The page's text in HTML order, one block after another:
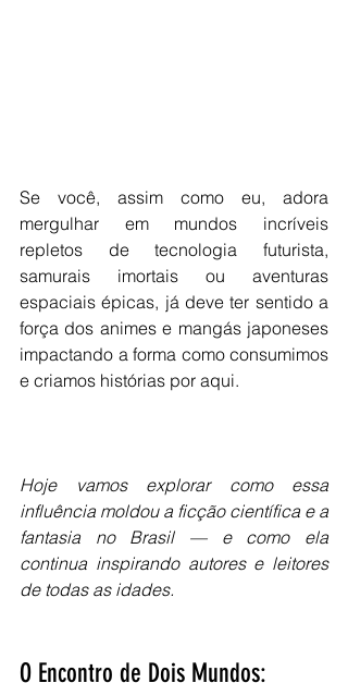
Se você, assim como eu, adora
mergulhar em mundos incríveis
repletos de tecnologia futurista,
samurais imortais ou aventuras
espaciais épicas, já deve ter sentido a
força dos animes e mangás japoneses
impactando a forma como consumimos
e criamos histórias por aqui.
Hoje vamos explorar como essa
influência moldou a ficção científica e a
fantasia no Brasil — e como ela
continua inspirando autores e leitores
de todas as idades.
O Encontro de Dois Mundos: